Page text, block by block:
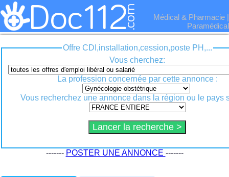
Médical & Pharmacie |
Paramédical
Offre CDI,installation,cession,poste PH,...
Vous cherchez:
La profession concernée par cette annonce :
Vous recherchez une annonce dans la région ou le pays
------- POSTER UNE ANNONCE -------